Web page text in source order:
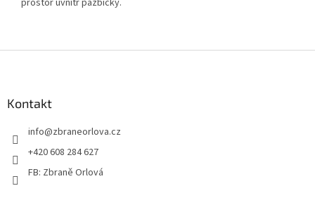
prostor uvnitř pažbičky.
Kontakt
info@zbraneorlova.cz
+420 608 284 627
FB: Zbraně Orlová